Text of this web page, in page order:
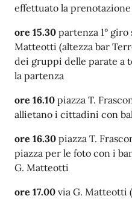
effettuato la
ore 15.30 partenza 1° giro
Matteotti (altezza bar
dei gruppi delle parate a
la partenza
ore 16.10 piazza T.
allietano i cittadini con
ore 16.30 piazza T.
piazza per le foto con i
G. Matteotti
ore 17.00 via G. Matteotti